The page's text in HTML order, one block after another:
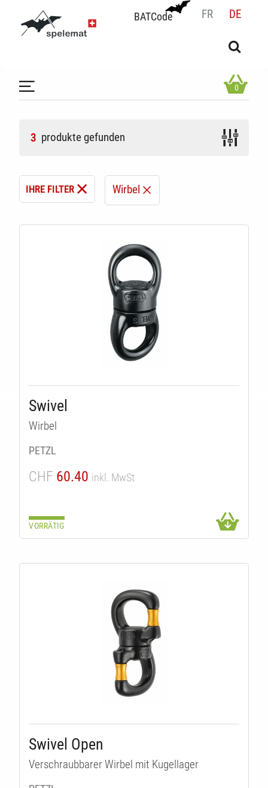
BATCode FR DE
BATCode
OK
0
3 produkte gefunden
IHRE FILTER Wirbel
Swivel
Wirbel
PETZL
CHF 60.40 inkl. MwSt
VORRÄTIG
Swivel Open
Verschraubbarer Wirbel mit Kugellager